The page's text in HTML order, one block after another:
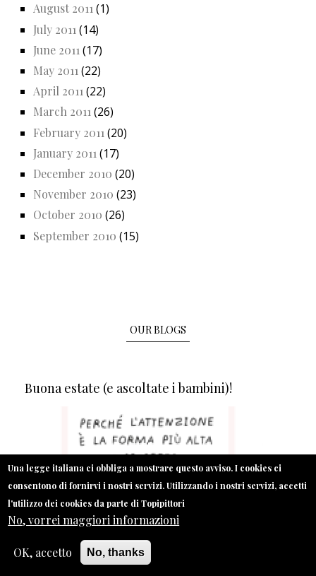
August 2011(1)
July 2011 (14)
June 2011 (17)
May 2011 (22)
April 2011(22)
March 2011(26)
February 2011 (20)
January 2011 (17)
December 2010 (20)
November 2010 (23)
October 2010 (26)
September 2010 (15)
OUR BLOGS
Buona estate (e ascoltate i bambini)!
Una legge italiana ci obbliga a mostrare questo avviso. I cookies ci
consentono di fornirvi i nostri servizi. Utilizzando i nostri servizi, accetti
l'utilizzo dei cookies da parte di Topipittori
No, vorrei maggiori informazioni
OK, accetto No, thanks